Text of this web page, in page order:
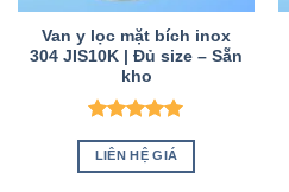
Van y lọc mặt bích inox
304 JIS10K | Đủ size – Sẵn
kho
Được xếp
hạng55
sao
LIÊN HỆ GIÁ